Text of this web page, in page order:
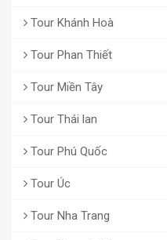
Tour Khánh Hoà
Tour Phan Thiết
Tour Miền Tây
Tour Thái lan
Tour Phú Quốc
Tour Úc
Tour Nha Trang